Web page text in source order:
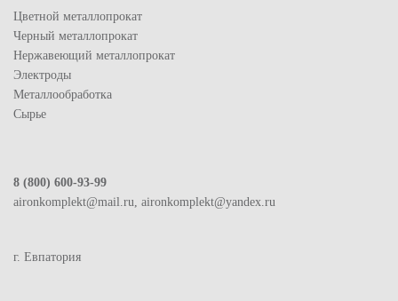
Цветной металлопрокат
Черный металлопрокат
Нержавеющий металлопрокат
Электроды
Металлообработка
Сырье
8 (800) 600-93-99
aironkomplekt@mail.ru, aironkomplekt@yandex.ru
г. Евпатория